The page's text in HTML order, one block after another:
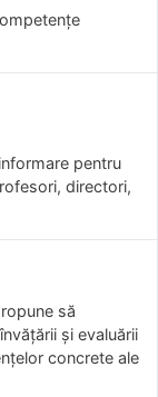
pentru
directori,
să
şi evaluării
concrete ale